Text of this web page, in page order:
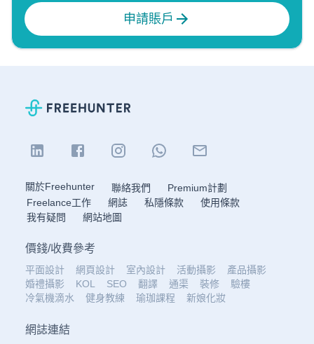
申請賬戶
關於Freehunter 聯絡我們
Premium計劃
Freelance工作
網誌 私隱條款
使用條款
我有疑問
網站地圖
價錢/收費參考
平面設計 網頁設計 室內設計 活動攝影
產品攝影
婚禮攝影
KOL SEO 翻譯 通渠 裝修
驗樓
冷氣機滴水
健身教練 瑜珈課程 新娘化妝
網誌連結